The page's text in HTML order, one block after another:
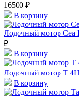
16500 ₽
В корзину
Лодочный мотор Сеа
₽
В корзину
Лодочный мотор T
В корзину